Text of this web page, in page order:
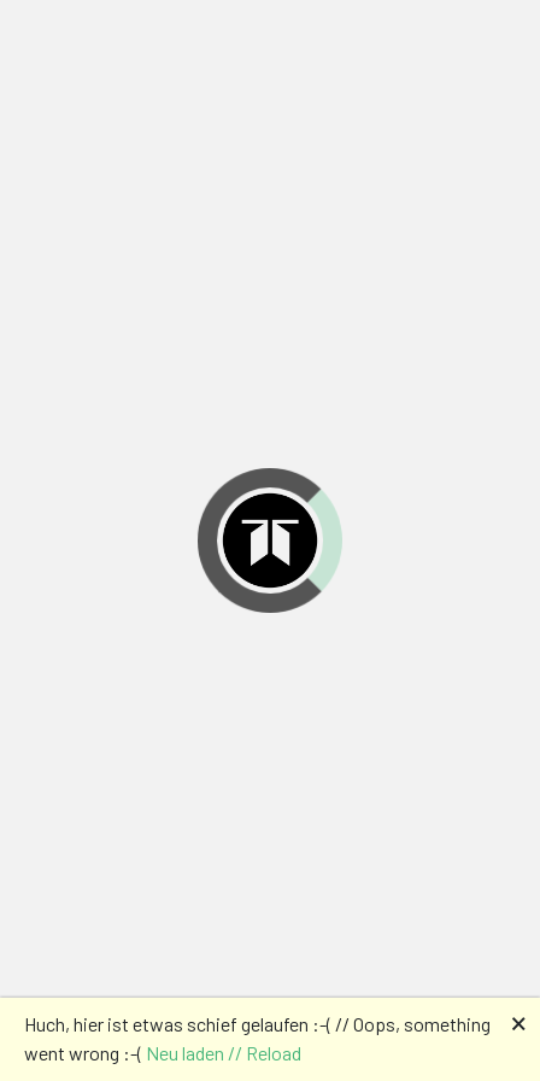
Huch, hier ist etwas schief gelaufen :-( // Oops, something
went wrong :-( Neu laden // Reload
🗙